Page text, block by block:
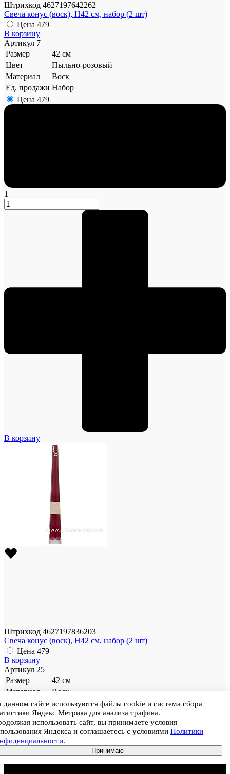
Штрихкод 4627197642262
Свеча конус (воск), H42 см, набор (2 шт)
Цена 479
В корзину
Артикул 7
Размер
42 см
Цвет
Пыльно-розовый
Материал
Воск
Ед. продажи Набор
Цена 479
1
В корзину
Штрихкод 4627197836203
Свеча конус (воск), H42 см, набор (2 шт)
Цена 479
В корзину
Артикул 25
Размер
42 см
Материал
Воск
Ед. продажи Набор
Цена 479
данном сайте используются файлы cookie и система сбора
Яндекс Метрика для анализа трафика.
использовать сайт, вы принимаете условия
Яндекса и соглашаетесь с условиями Политики
.
Принимаю